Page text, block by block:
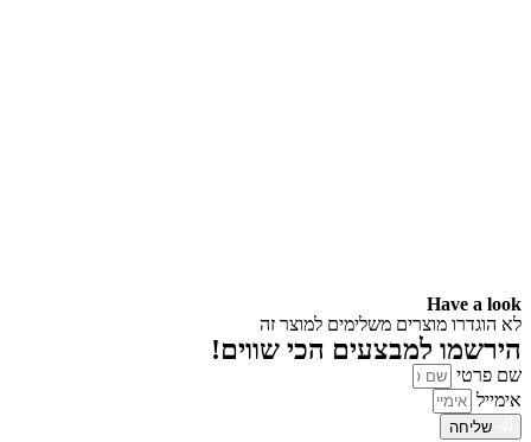
Have a look
לא הוגדרו מוצרים משלימים למוצר זה
הירשמו למבצעים הכי שווים!
שם פרטי
אימייל
שליחה